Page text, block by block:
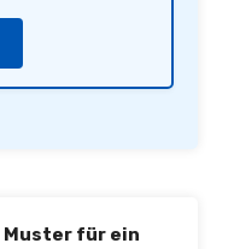
Muster für ein